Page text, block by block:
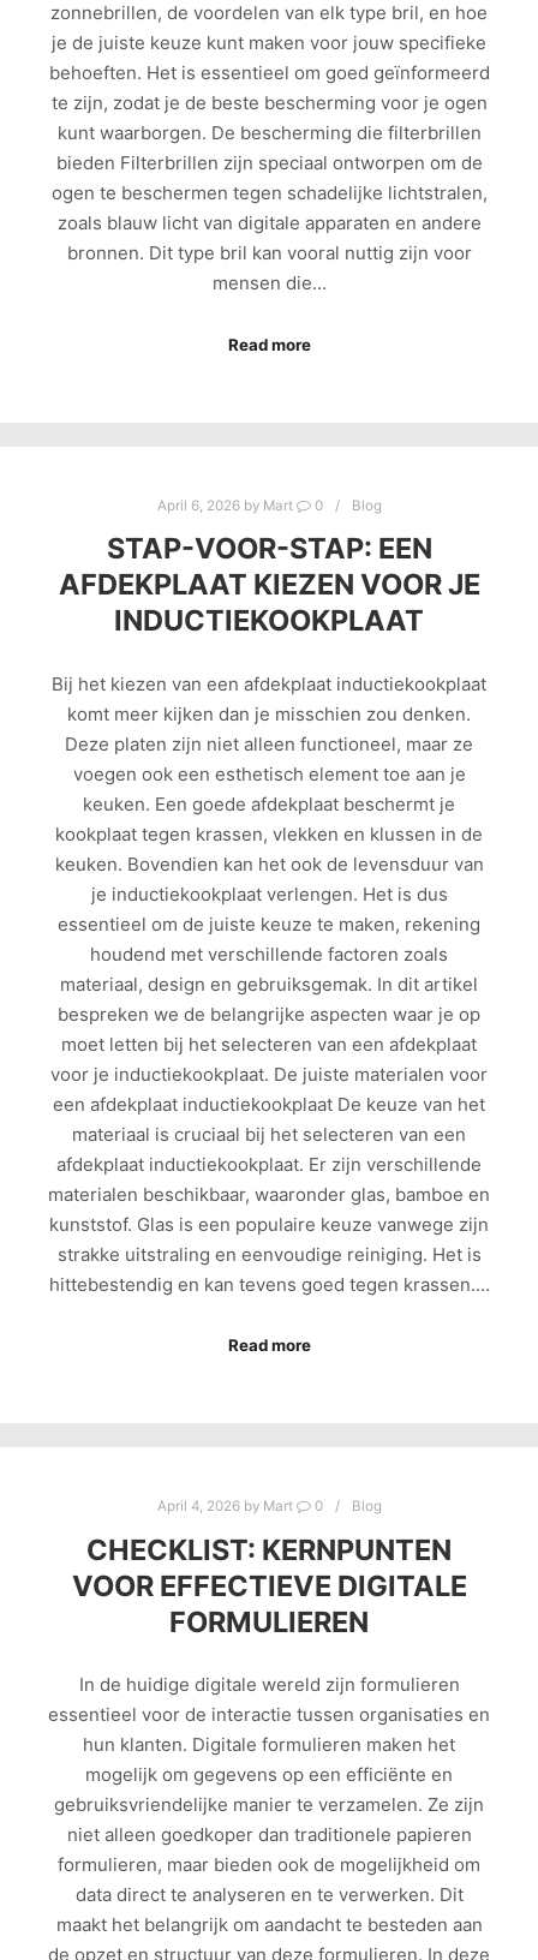
zonnebrillen, de voordelen van elk type bril, en hoe
je de juiste keuze kunt maken voor jouw specifieke
behoeften. Het is essentieel om goed geïnformeerd
te zijn, zodat je de beste bescherming voor je ogen
kunt waarborgen. De bescherming die filterbrillen
bieden Filterbrillen zijn speciaal ontworpen om de
ogen te beschermen tegen schadelijke lichtstralen,
zoals blauw licht van digitale apparaten en andere
bronnen. Dit type bril kan vooral nuttig zijn voor
mensen die…
Read more
April 6, 2026by Mart 0 Blog
STAP-VOOR-STAP: EEN
AFDEKPLAAT KIEZEN VOOR JE
INDUCTIEKOOKPLAAT
Bij het kiezen van een afdekplaat inductiekookplaat
komt meer kijken dan je misschien zou denken.
Deze platen zijn niet alleen functioneel, maar ze
voegen ook een esthetisch element toe aan je
keuken. Een goede afdekplaat beschermt je
kookplaat tegen krassen, vlekken en klussen in de
keuken. Bovendien kan het ook de levensduur van
je inductiekookplaat verlengen. Het is dus
essentieel om de juiste keuze te maken, rekening
houdend met verschillende factoren zoals
materiaal, design en gebruiksgemak. In dit artikel
bespreken we de belangrijke aspecten waar je op
moet letten bij het selecteren van een afdekplaat
voor je inductiekookplaat. De juiste materialen voor
een afdekplaat inductiekookplaat De keuze van het
materiaal is cruciaal bij het selecteren van een
afdekplaat inductiekookplaat. Er zijn verschillende
materialen beschikbaar, waaronder glas, bamboe en
kunststof. Glas is een populaire keuze vanwege zijn
strakke uitstraling en eenvoudige reiniging. Het is
hittebestendig en kan tevens goed tegen krassen.…
Read more
April 4, 2026by Mart 0 Blog
CHECKLIST: KERNPUNTEN
VOOR EFFECTIEVE DIGITALE
FORMULIEREN
In de huidige digitale wereld zijn formulieren
essentieel voor de interactie tussen organisaties en
hun klanten. Digitale formulieren maken het
mogelijk om gegevens op een efficiënte en
gebruiksvriendelijke manier te verzamelen. Ze zijn
niet alleen goedkoper dan traditionele papieren
formulieren, maar bieden ook de mogelijkheid om
data direct te analyseren en te verwerken. Dit
maakt het belangrijk om aandacht te besteden aan
de opzet en structuur van deze formulieren. In deze